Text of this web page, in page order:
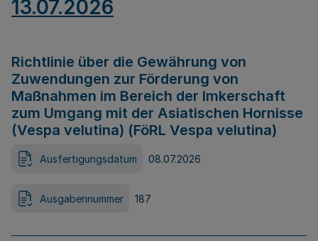
13.07.2026
Richtlinie über die Gewährung von
Zuwendungen zur Förderung von
Maßnahmen im Bereich der Imkerschaft
zum Umgang mit der Asiatischen Hornisse
(Vespa velutina) (FöRL Vespa velutina)
Ausfertigungsdatum 08.07.2026
Ausgabennummer 187